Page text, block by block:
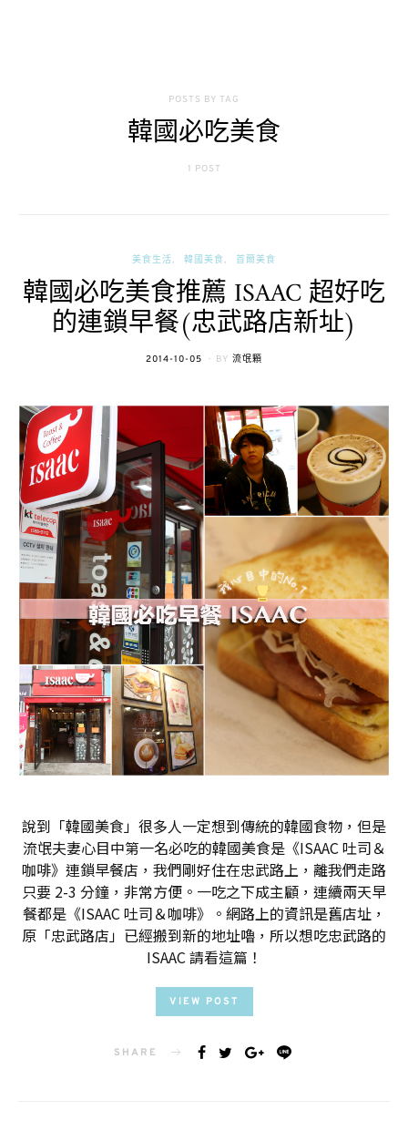
POSTS BY TAG
韓國必吃美食
1 POST
美食生活 韓國美食 首爾美食
韓國必吃美食推薦 ISAAC 超好吃
的連鎖早餐(忠武路店新址)
POSTED
2014-10-05 BY 流氓顆
說到「韓國美食」很多人一定想到傳統的韓國食物，但是
流氓夫妻心目中第一名必吃的韓國美食是《ISAAC 吐司＆
咖啡》連鎖早餐店，我們剛好住在忠武路上，離我們走路
只要 2-3 分鐘，非常方便。一吃之下成主顧，連續兩天早
餐都是《ISAAC 吐司＆咖啡》。網路上的資訊是舊店址，
原「忠武路店」已經搬到新的地址嚕，所以想吃忠武路的
ISAAC 請看這篇！
VIEW POST
SHARE